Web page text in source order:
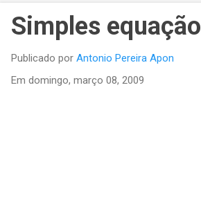
Simples equação
Publicado por Antonio Pereira Apon
Em domingo, março 08, 2009